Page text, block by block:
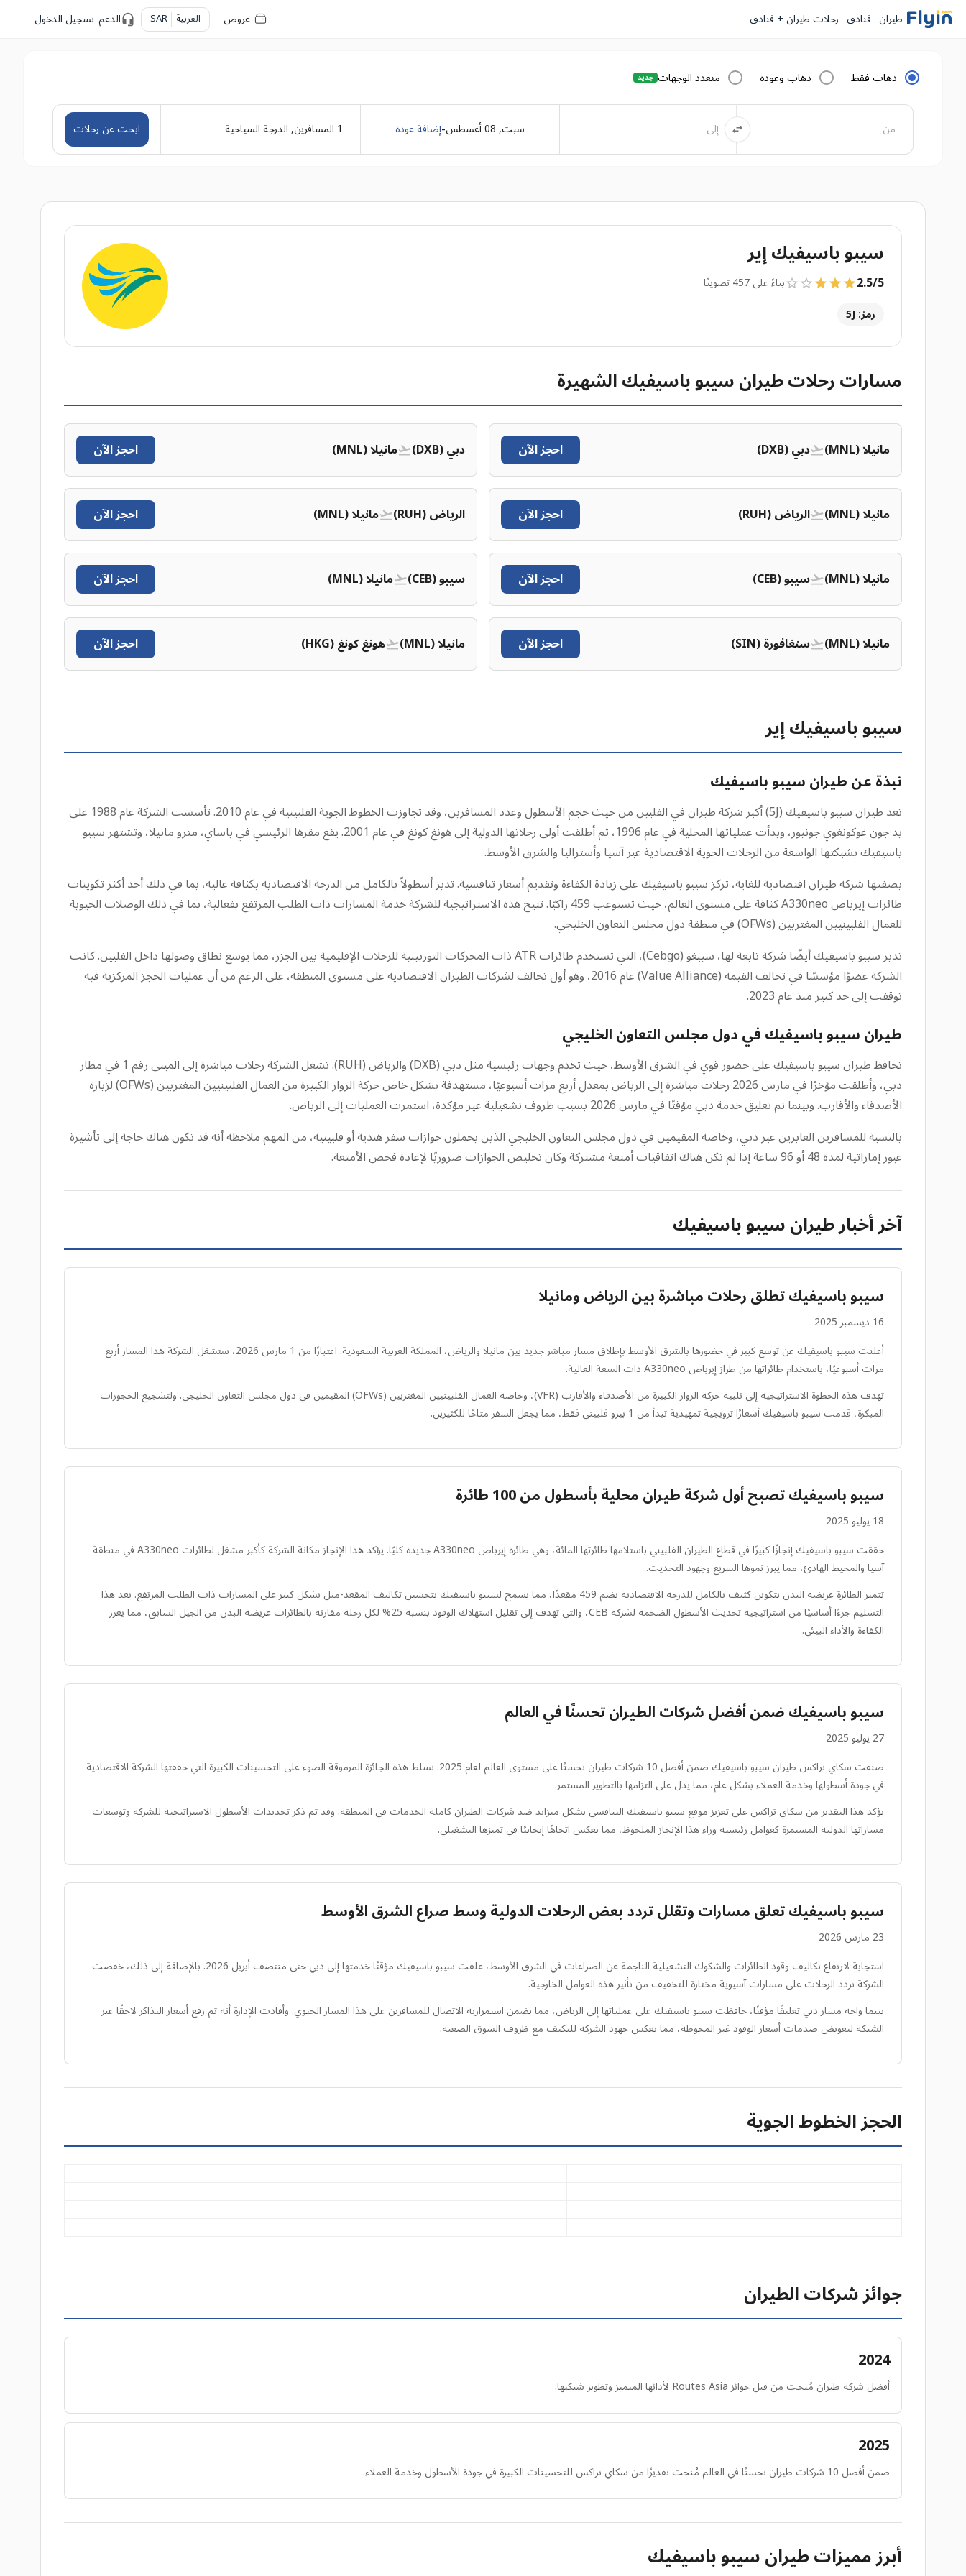
طيران فنادق رحلات طيران + فنادق عروض العربية SAR الدعم تسجيل الدخول
ذهاب فقط ذهاب وعودة متعدد الوجهات جديد
سبت, 08 أغسطس -إضافة عودة 1 المسافرين,الدرجة السياحية ابحث عن رحلات
سيبو باسيفيك إير
2.5/5
بناءً على 457 تصويتًا
رمز: 5J
مسارات رحلات طيران سيبو باسيفيك الشهيرة
مانيلا (MNL) دبي (DXB) احجز الآن دبي (DXB) مانيلا (MNL) احجز الآن
مانيلا (MNL) الرياض (RUH) احجز الآن الرياض (RUH) مانيلا (MNL) احجز الآن
مانيلا (MNL) سيبو (CEB) احجز الآن سيبو (CEB) مانيلا (MNL) احجز الآن
مانيلا (MNL) سنغافورة (SIN) احجز الآن مانيلا (MNL) هونغ كونغ (HKG) احجز الآن
سيبو باسيفيك إير
نبذة عن طيران سيبو باسيفيك
تعد طيران سيبو باسيفيك (5J) أكبر شركة طيران في الفلبين من حيث حجم الأسطول وعدد المسافرين، وقد تجاوزت الخطوط الجوية الفلبينية في عام 2010. تأسست الشركة عام 1988 على
يد جون غوكونغوي جونيور، وبدأت عملياتها المحلية في عام 1996، ثم أطلقت أولى رحلاتها الدولية إلى هونغ كونغ في عام 2001. يقع مقرها الرئيسي في باساي، مترو مانيلا، وتشتهر سيبو
باسيفيك بشبكتها الواسعة من الرحلات الجوية الاقتصادية عبر آسيا وأستراليا والشرق الأوسط.
بصفتها شركة طيران اقتصادية للغاية، تركز سيبو باسيفيك على زيادة الكفاءة وتقديم أسعار تنافسية. تدير أسطولاً بالكامل من الدرجة الاقتصادية بكثافة عالية، بما في ذلك أحد أكثر تكوينات
طائرات إيرباص A330neo كثافة على مستوى العالم، حيث تستوعب 459 راكبًا. تتيح هذه الاستراتيجية للشركة خدمة المسارات ذات الطلب المرتفع بفعالية، بما في ذلك الوصلات الحيوية
للعمال الفلبينيين المغتربين (OFWs) في منطقة دول مجلس التعاون الخليجي.
تدير سيبو باسيفيك أيضًا شركة تابعة لها، سيبغو (Cebgo)، التي تستخدم طائرات ATR ذات المحركات التوربينية للرحلات الإقليمية بين الجزر، مما يوسع نطاق وصولها داخل الفلبين. كانت
الشركة عضوًا مؤسسًا في تحالف القيمة (Value Alliance) عام 2016، وهو أول تحالف لشركات الطيران الاقتصادية على مستوى المنطقة، على الرغم من أن عمليات الحجز المركزية فيه
توقفت إلى حد كبير منذ عام 2023.
طيران سيبو باسيفيك في دول مجلس التعاون الخليجي
تحافظ طيران سيبو باسيفيك على حضور قوي في الشرق الأوسط، حيث تخدم وجهات رئيسية مثل دبي (DXB) والرياض (RUH). تشغل الشركة رحلات مباشرة إلى المبنى رقم 1 في مطار
دبي، وأطلقت مؤخرًا في مارس 2026 رحلات مباشرة إلى الرياض بمعدل أربع مرات أسبوعيًا، مستهدفة بشكل خاص حركة الزوار الكبيرة من العمال الفلبينيين المغتربين (OFWs) لزيارة
الأصدقاء والأقارب. وبينما تم تعليق خدمة دبي مؤقتًا في مارس 2026 بسبب ظروف تشغيلية غير مؤكدة، استمرت العمليات إلى الرياض.
بالنسبة للمسافرين العابرين عبر دبي، وخاصة المقيمين في دول مجلس التعاون الخليجي الذين يحملون جوازات سفر هندية أو فلبينية، من المهم ملاحظة أنه قد تكون هناك حاجة إلى تأشيرة
عبور إماراتية لمدة 48 أو 96 ساعة إذا لم تكن هناك اتفاقيات أمتعة مشتركة وكان تخليص الجوازات ضروريًا لإعادة فحص الأمتعة.
آخر أخبار طيران سيبو باسيفيك
سيبو باسيفيك تطلق رحلات مباشرة بين الرياض ومانيلا
16 ديسمبر 2025
أعلنت سيبو باسيفيك عن توسع كبير في حضورها بالشرق الأوسط بإطلاق مسار مباشر جديد بين مانيلا والرياض، المملكة العربية السعودية. اعتبارًا من 1 مارس 2026، ستشغل الشركة هذا المسار أربع
مرات أسبوعيًا، باستخدام طائراتها من طراز إيرباص A330neo ذات السعة العالية.
تهدف هذه الخطوة الاستراتيجية إلى تلبية حركة الزوار الكبيرة من الأصدقاء والأقارب (VFR)، وخاصة العمال الفلبينيين المغتربين (OFWs) المقيمين في دول مجلس التعاون الخليجي. ولتشجيع الحجوزات
المبكرة، قدمت سيبو باسيفيك أسعارًا ترويجية تمهيدية تبدأ من 1 بيزو فلبيني فقط، مما يجعل السفر متاحًا للكثيرين.
سيبو باسيفيك تصبح أول شركة طيران محلية بأسطول من 100 طائرة
18 يوليو 2025
حققت سيبو باسيفيك إنجازًا كبيرًا في قطاع الطيران الفلبيني باستلامها طائرتها المائة، وهي طائرة إيرباص A330neo جديدة كليًا. يؤكد هذا الإنجاز مكانة الشركة كأكبر مشغل لطائرات A330neo في منطقة
آسيا والمحيط الهادئ، مما يبرز نموها السريع وجهود التحديث.
تتميز الطائرة عريضة البدن بتكوين كثيف بالكامل للدرجة الاقتصادية يضم 459 مقعدًا، مما يسمح لسيبو باسيفيك بتحسين تكاليف المقعد-ميل بشكل كبير على المسارات ذات الطلب المرتفع. يعد هذا
التسليم جزءًا أساسيًا من استراتيجية تحديث الأسطول الضخمة لشركة CEB، والتي تهدف إلى تقليل استهلاك الوقود بنسبة 25% لكل رحلة مقارنة بالطائرات عريضة البدن من الجيل السابق، مما يعزز
الكفاءة والأداء البيئي.
سيبو باسيفيك ضمن أفضل شركات الطيران تحسنًا في العالم
27 يوليو 2025
صنفت سكاي تراكس طيران سيبو باسيفيك ضمن أفضل 10 شركات طيران تحسنًا على مستوى العالم لعام 2025. تسلط هذه الجائزة المرموقة الضوء على التحسينات الكبيرة التي حققتها الشركة الاقتصادية
في جودة أسطولها وخدمة العملاء بشكل عام، مما يدل على التزامها بالتطوير المستمر.
يؤكد هذا التقدير من سكاي تراكس على تعزيز موقع سيبو باسيفيك التنافسي بشكل متزايد ضد شركات الطيران كاملة الخدمات في المنطقة. وقد تم ذكر تجديدات الأسطول الاستراتيجية للشركة وتوسعات
مساراتها الدولية المستمرة كعوامل رئيسية وراء هذا الإنجاز الملحوظ، مما يعكس اتجاهًا إيجابيًا في تميزها التشغيلي.
سيبو باسيفيك تعلق مسارات وتقلل تردد بعض الرحلات الدولية وسط صراع الشرق الأوسط
23 مارس 2026
استجابة لارتفاع تكاليف وقود الطائرات والشكوك التشغيلية الناجمة عن الصراعات في الشرق الأوسط، علقت سيبو باسيفيك مؤقتًا خدمتها إلى دبي حتى منتصف أبريل 2026. بالإضافة إلى ذلك، خفضت
الشركة تردد الرحلات على مسارات آسيوية مختارة للتخفيف من تأثير هذه العوامل الخارجية.
بينما واجه مسار دبي تعليقًا مؤقتًا، حافظت سيبو باسيفيك على عملياتها إلى الرياض، مما يضمن استمرارية الاتصال للمسافرين على هذا المسار الحيوي. وأفادت الإدارة أنه تم رفع أسعار التذاكر لاحقًا عبر
الشبكة لتعويض صدمات أسعار الوقود غير المحوطة، مما يعكس جهود الشركة للتكيف مع ظروف السوق الصعبة.
الحجز الخطوط الجوية
جوائز شركات الطيران
2024
أفضل شركة طيران مُنحت من قبل جوائز Routes Asia لأدائها المتميز وتطوير شبكتها.
2025
ضمن أفضل 10 شركات طيران تحسنًا في العالم مُنحت تقديرًا من سكاي تراكس للتحسينات الكبيرة في جودة الأسطول وخدمة العملاء.
أبرز مميزات طيران سيبو باسيفيك